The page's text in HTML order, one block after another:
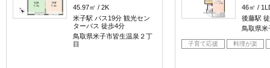
45.97㎡
2K
米子駅 バス19分 観光セン
ターバス 徒歩4分
鳥取県米子市皆生温泉２丁
目
46㎡
後藤駅
鳥取県
子育て応援 料理が楽